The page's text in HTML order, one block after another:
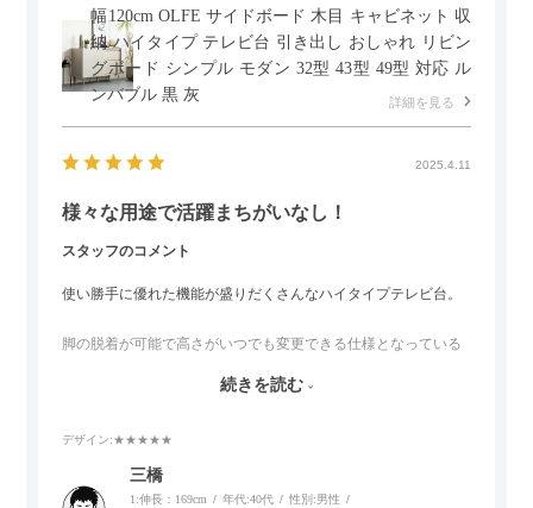
幅120cm OLFE サイドボード 木目 キャビネット 収
納 ハイタイプ テレビ台 引き出し おしゃれ リビン
グボード シンプル モダン 32型 43型 49型 対応 ル
ンバブル 黒 灰
詳細を見る
2025.4.11
様々な用途で活躍まちがいなし！
スタッフのコメント
使い勝手に優れた機能が盛りだくさんなハイタイプテレビ台。
脚の脱着が可能で高さがいつでも変更できる仕様となっている
また、補助テーブルとして使用可能なスライドテーブルや収納
内部にもプリンターなどが置けるスライド棚板がついているの
でテレビ台以外にもオフィスなどでの収納家具やリビングでの
続きを読む
デザイン:★★★★★
三橋
1:伸長：169cm 年代:40代 性別:男性